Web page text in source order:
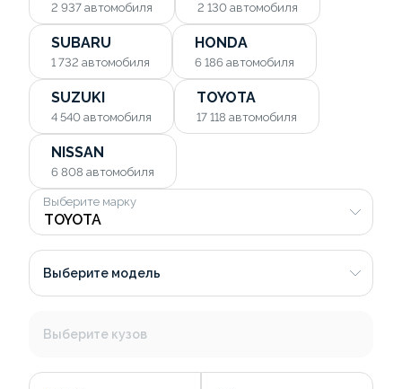
2 937 автомобиля 2 130 автомобиля
SUBARU
1 732 автомобиля
HONDA
6 186 автомобиля
SUZUKI
4 540 автомобиля
TOYOTA
17 118 автомобиля
NISSAN
6 808 автомобиля
Выберите марку
Выберите модель
Выберите кузов